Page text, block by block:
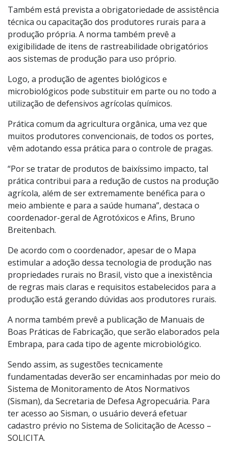
Também está prevista a obrigatoriedade de assistência
técnica ou capacitação dos produtores rurais para a
produção própria. A norma também prevê a
exigibilidade de itens de rastreabilidade obrigatórios
aos sistemas de produção para uso próprio.
Logo, a produção de agentes biológicos e
microbiológicos pode substituir em parte ou no todo a
utilização de defensivos agrícolas químicos.
Prática comum da agricultura orgânica, uma vez que
muitos produtores convencionais, de todos os portes,
vêm adotando essa prática para o controle de pragas.
“Por se tratar de produtos de baixíssimo impacto, tal
prática contribui para a redução de custos na produção
agrícola, além de ser extremamente benéfica para o
meio ambiente e para a saúde humana”, destaca o
coordenador-geral de Agrotóxicos e Afins, Bruno
Breitenbach.
De acordo com o coordenador, apesar de o Mapa
estimular a adoção dessa tecnologia de produção nas
propriedades rurais no Brasil, visto que a inexistência
de regras mais claras e requisitos estabelecidos para a
produção está gerando dúvidas aos produtores rurais.
A norma também prevê a publicação de Manuais de
Boas Práticas de Fabricação, que serão elaborados pela
Embrapa, para cada tipo de agente microbiológico.
Sendo assim, as sugestões tecnicamente
fundamentadas deverão ser encaminhadas por meio do
Sistema de Monitoramento de Atos Normativos
(Sisman), da Secretaria de Defesa Agropecuária. Para
ter acesso ao Sisman, o usuário deverá efetuar
cadastro prévio no Sistema de Solicitação de Acesso –
SOLICITA.